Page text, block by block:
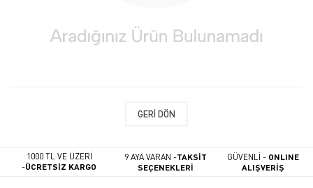
GERI DÖN
1000 TL VE ÜZERİ
-ÜCRETSİZ KARGO
9 AYA VARAN -TAKSİT
SEÇENEKLERİ
GÜVENLİ - ONLINE
ALIŞVERİŞ